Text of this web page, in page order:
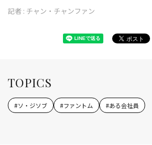
記者 : チャン・チャンファン
TOPICS
#ソ・ジソブ #ファントム #ある会社員